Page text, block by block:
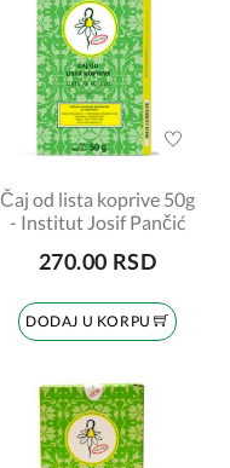
Čaj od lista koprive 50g
- Institut Josif Pančić
270.00 RSD
DODAJ U KORPU